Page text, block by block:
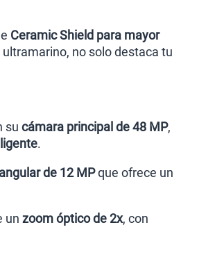
Ceramic Shield para mayor
no solo destaca tu
su cámara principal de 48 MP,
.
de 12 MPque ofrece un
un zoom óptico de 2x, con